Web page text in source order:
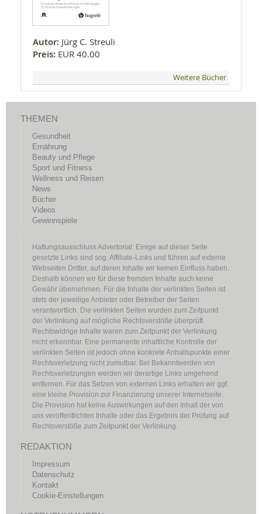
Autor: Jürg C. Streuli
Preis: EUR 40.00
Weitere Bücher
THEMEN
Gesundheit
Ernährung
Beauty und Pflege
Sport und Fitness
Wellness und Reisen
News
Bücher
Videos
Gewinnspiele
Haftungsausschluss Advertorial: Einige auf dieser Seite
gesetzte Links sind sog. Affiliate-Links und führen auf externe
Webseiten Dritter, auf deren Inhalte wir keinen Einfluss haben.
Deshalb können wir für diese fremden Inhalte auch keine
Gewähr übernehmen. Für die Inhalte der verlinkten Seiten ist
stets der jeweilige Anbieter oder Betreiber der Seiten
verantwortlich. Die verlinkten Seiten wurden zum Zeitpunkt
der Verlinkung auf mögliche Rechtsverstöße überprüft.
Rechtswidrige Inhalte waren zum Zeitpunkt der Verlinkung
nicht erkennbar. Eine permanente inhaltliche Kontrolle der
verlinkten Seiten ist jedoch ohne konkrete Anhaltspunkte einer
Rechtsverletzung nicht zumutbar. Bei Bekanntwerden von
Rechtsverletzungen werden wir derartige Links umgehend
entfernen. Für das Setzen von externen Links erhalten wir ggf.
eine kleine Provision zur Finanzierung unserer Internetseite.
Die Provision hat keine Auswirkungen auf den Inhalt der von
uns veröffentlichten Inhalte oder das Ergebnis der Prüfung auf
Rechtsverstöße zum Zeitpunkt der Verlinkung.
REDAKTION
Impressum
Datenschutz
Kontakt
Cookie-Einstellungen